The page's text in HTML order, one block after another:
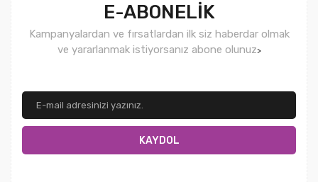
E-ABONELİK
Kampanyalardan ve fırsatlardan ilk siz haberdar olmak
ve yararlanmak istiyorsanız abone olunuz>
KAYDOL